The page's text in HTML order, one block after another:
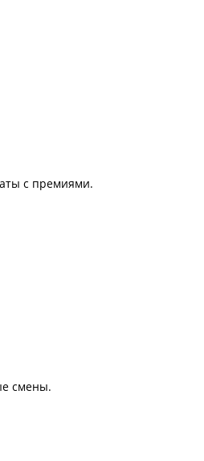
с премиями.
смены.